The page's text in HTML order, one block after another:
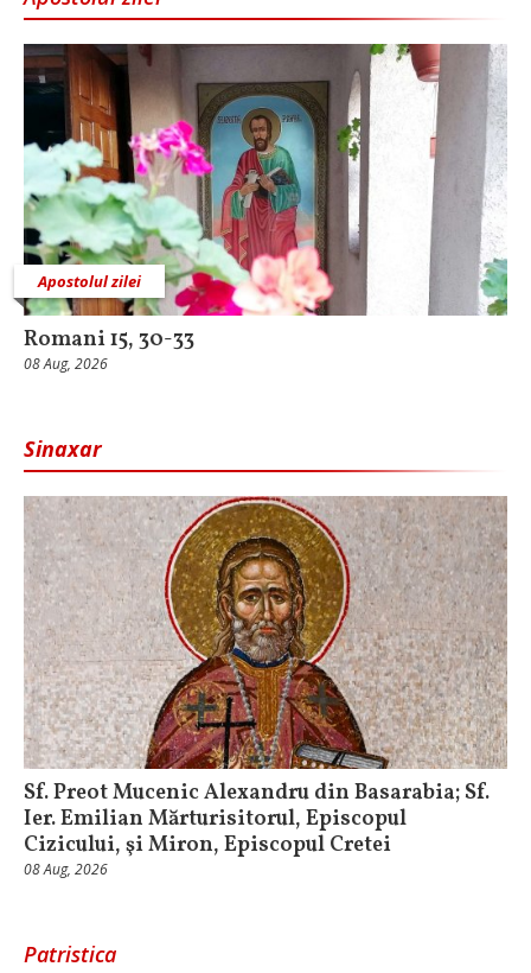
Apostolul zilei
Romani 15, 30-33
08 Aug, 2026
Sinaxar
Sf. Preot Mucenic Alexandru din Basarabia; Sf.
Ier. Emilian Mărturisitorul, Episcopul
Cizicului, şi Miron, Episcopul Cretei
08 Aug, 2026
Patristica